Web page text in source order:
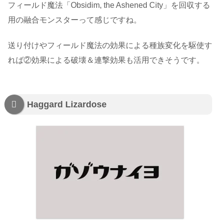
フィールド魔法「Obsidim, the Ashened City」を回収する
用の融合モンスターって感じですね。
送り付けやフィールド魔法の効果による種族変化を駆使す
れば②効果による破壊＆連撃効果も活用できそうです。
Haggard Lizardose